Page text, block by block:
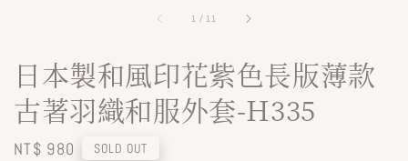
1 / 11
日本製和風印花紫色長版薄款
古著羽織和服外套-H335
Regular
NT$ 980 SOLD OUT